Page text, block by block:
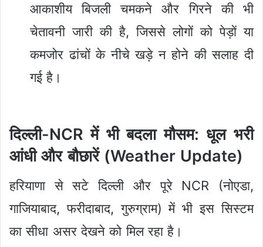
आकाशीय बिजली चमकने और गिरने की भी
चेतावनी जारी की है, जिससे लोगों को पेड़ों या
कमजोर ढांचों के नीचे खड़े न होने की सलाह दी
गई है।
दिल्ली-NCR में भी बदला मौसम: धूल भरी
आंधी और बौछारें (Weather Update)
हरियाणा से सटे दिल्ली और पूरे NCR (नोएडा,
गाजियाबाद, फरीदाबाद, गुरुग्राम) में भी इस सिस्टम
का सीधा असर देखने को मिल रहा है।